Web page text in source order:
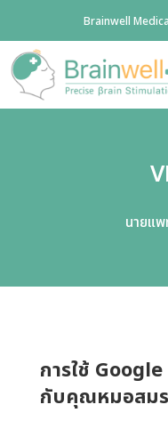
Brainwell
นายแ
การใช้
กับคุณหมอสม